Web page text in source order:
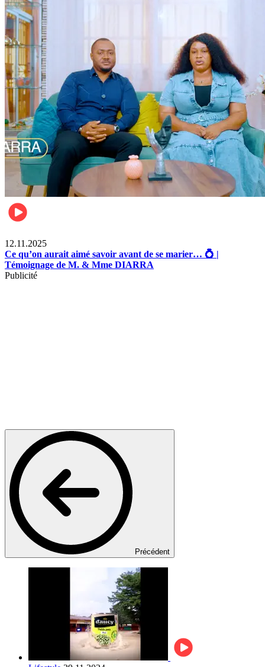
12.11.2025
Ce qu’on aurait aimé savoir avant de se marier… 💍 |
Témoignage de M. & Mme DIARRA
Publicité
Précédent